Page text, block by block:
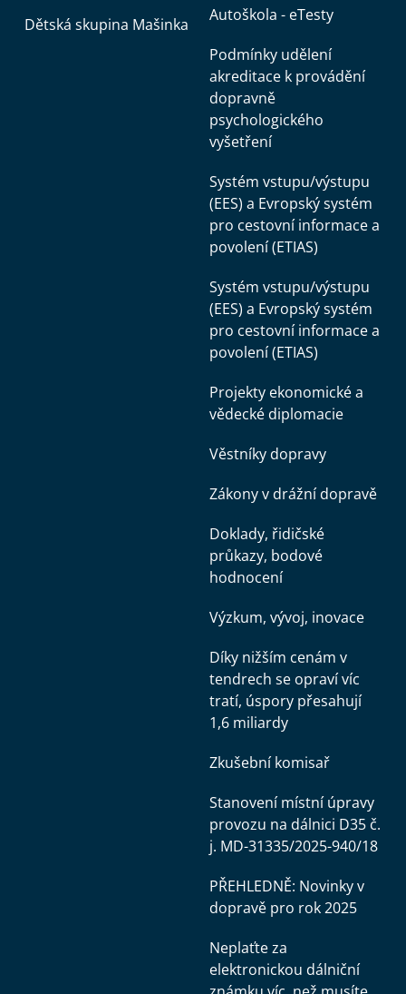
Dětská skupina Mašinka
Autoškola - eTesty
Podmínky udělení
akreditace k provádění
dopravně
psychologického
vyšetření
Systém vstupu/výstupu
(EES) a Evropský systém
pro cestovní informace a
povolení (ETIAS)
Systém vstupu/výstupu
(EES) a Evropský systém
pro cestovní informace a
povolení (ETIAS)
Projekty ekonomické a
vědecké diplomacie
Věstníky dopravy
Zákony v drážní dopravě
Doklady, řidičské
průkazy, bodové
hodnocení
Výzkum, vývoj, inovace
Díky nižším cenám v
tendrech se opraví víc
tratí, úspory přesahují
1,6 miliardy
Zkušební komisař
Stanovení místní úpravy
provozu na dálnici D35 č.
j. MD-31335/2025-940/18
PŘEHLEDNĚ: Novinky v
dopravě pro rok 2025
Neplaťte za
elektronickou dálniční